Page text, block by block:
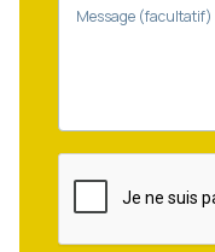
Message (facultatif)